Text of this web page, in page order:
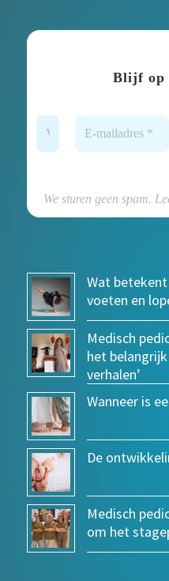
Blijf op
We sturen geen spam.
Wat
voeten en
Medisch
het
verhalen’
Wanneer is
De
Medisch
om het